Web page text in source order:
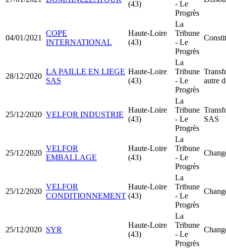
(43)
- Le
Progrès
04/01/2021
COPE
INTERNATIONAL
Haute-Loire
(43)
La
Tribune
- Le
Progrès
28/12/2020
LA PAILLE EN LIEGE
SAS
Haute-Loire
(43)
La
Tribune
- Le
Progrès
autre
25/12/2020 VELFOR INDUSTRIE
Haute-Loire
(43)
La
Tribune
- Le
Progrès
SAS
25/12/2020
VELFOR
EMBALLAGE
Haute-Loire
(43)
La
Tribune
- Le
Progrès
25/12/2020
VELFOR
CONDITIONNEMENT
Haute-Loire
(43)
La
Tribune
- Le
Progrès
25/12/2020 SYR
Haute-Loire
(43)
La
Tribune
- Le
Progrès